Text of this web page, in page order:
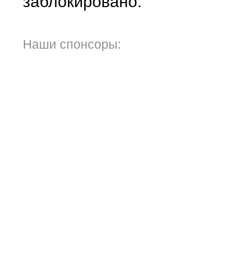
Наши спонсоры: